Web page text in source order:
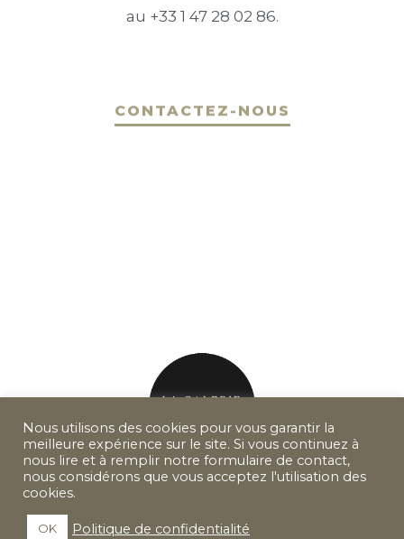
au +33 1 47 28 02 86.
CONTACTEZ-NOUS
Barème d'honoraires
Nous utilisons des cookies pour vous garantir la
meilleure expérience sur le site. Si vous continuez à
nous lire et à remplir notre formulaire de contact,
nous considérons que vous acceptez l'utilisation des
cookies.
OK Politique de confidentialité